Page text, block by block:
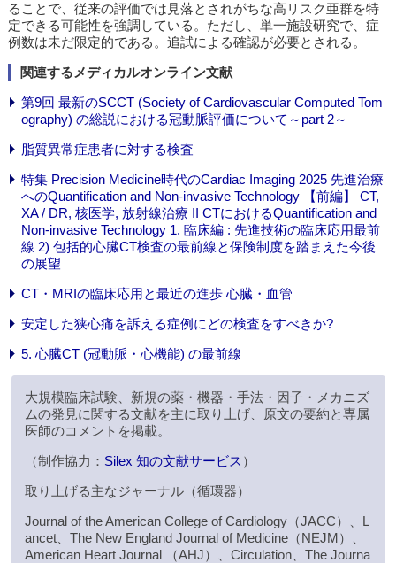
ることで、従来の評価では見落とされがちな高リスク亜群を特
定できる可能性を強調している。ただし、単一施設研究で、症
例数は未だ限定的である。追試による確認が必要とされる。
関連するメディカルオンライン文献
第9回 最新のSCCT (Society of Cardiovascular Computed Tom
ography) の総説における冠動脈評価について～part 2～
脂質異常症患者に対する検査
特集 Precision Medicine時代のCardiac Imaging 2025 先進治療
へのQuantification and Non-invasive Technology 【前編】 CT,
XA / DR, 核医学, 放射線治療 II CTにおけるQuantification and
Non-invasive Technology 1. 臨床編 : 先進技術の臨床応用最前
線 2) 包括的心臓CT検査の最前線と保険制度を踏まえた今後
の展望
CT・MRIの臨床応用と最近の進歩 心臓・血管
安定した狭心痛を訴える症例にどの検査をすべきか?
5. 心臓CT (冠動脈・心機能) の最前線
大規模臨床試験、新規の薬・機器・手法・因子・メカニズ
ムの発見に関する文献を主に取り上げ、原文の要約と専属
医師のコメントを掲載。
（制作協力： Silex 知の文献サービス ）
取り上げる主なジャーナル（循環器）
Journal of the American College of Cardiology（JACC）、L
ancet、The New England Journal of Medicine（NEJM）、
American Heart Journal （AHJ）、Circulation、The Journa